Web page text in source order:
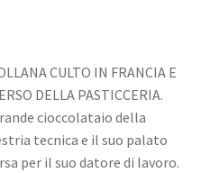
CULTO IN FRANCIA E
DELLA PASTICCERIA.
cioccolataio della
tecnica e il suo palato
per il suo datore di lavoro.